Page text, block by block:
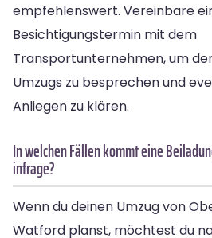
empfehlenswert. Vereinbare
Besichtigungstermin mit dem
Transportunternehmen, um
Umzugs zu besprechen und
Anliegen zu klären.
In welchen Fällen kommt eine
infrage?
Wenn du deinen Umzug von
Watford planst, möchtest du